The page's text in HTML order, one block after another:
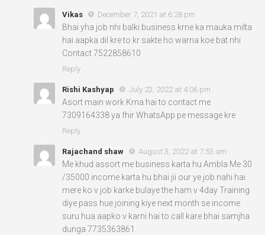
Vikas December 7, 2021 at 6:28 pm
Bhai yha job nhi balki business krne ka mauka milta
hai aapka dil kre to kr sakte ho warna koe bat nhi
Contact 7522858610
Reply
Rishi Kashyap July 23, 2022 at 4:06 pm
Asort main work Krna hai to contact me
7309164338 ya fhir WhatsApp pe message kre
Reply
Rajachand shaw August 3, 2022 at 7:53 am
Me khud assort me business karta hu Ambla Me 30
/35000 income karta hu bhai jii our ye job nahi hai
mere ko v job karke bulaye the ham v 4day Training
diye pass hue joining kiye next month se income
suru hua aapko v karni hai to call kare bhai samjha
dunga 7735363861